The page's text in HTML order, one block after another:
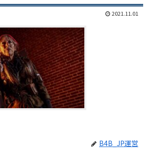
2021.11.01
B4B_JP運営